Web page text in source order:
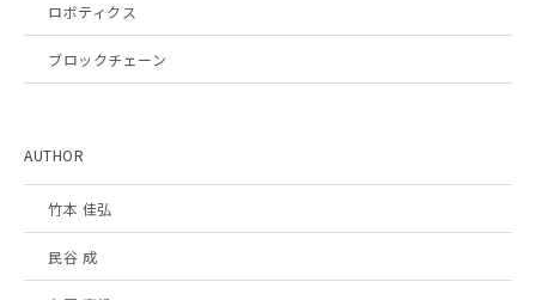
ロボティクス
ブロックチェーン
AUTHOR
竹本 佳弘
民谷 成